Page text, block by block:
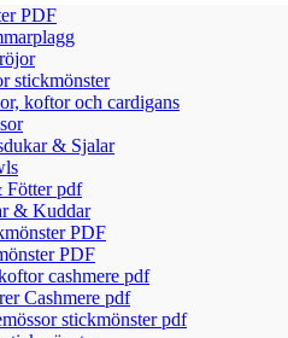
PDF
stickmönster
koftor och cardigans
& Sjalar
Fötter pdf
& Kuddar
PDF
PDF
cashmere pdf
Cashmere pdf
stickmönster pdf